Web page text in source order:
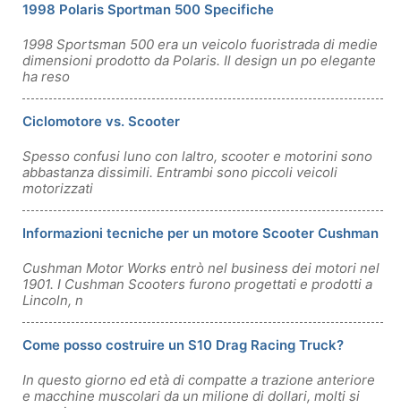
1998 Polaris Sportman 500 Specifiche
1998 Sportsman 500 era un veicolo fuoristrada di medie
dimensioni prodotto da Polaris. Il design un po elegante
ha reso
Ciclomotore vs. Scooter
Spesso confusi luno con laltro, scooter e motorini sono
abbastanza dissimili. Entrambi sono piccoli veicoli
motorizzati
Informazioni tecniche per un motore Scooter Cushman
Cushman Motor Works entrò nel business dei motori nel
1901. I Cushman Scooters furono progettati e prodotti a
Lincoln, n
Come posso costruire un S10 Drag Racing Truck?
In questo giorno ed età di compatte a trazione anteriore
e macchine muscolari da un milione di dollari, molti si